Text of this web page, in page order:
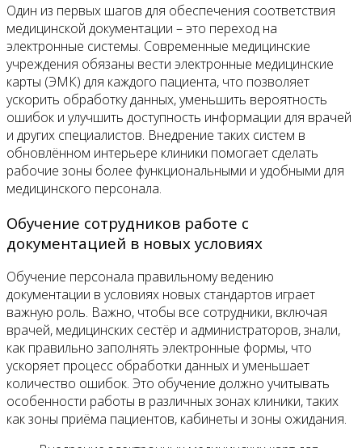
Один из первых шагов для обеспечения соответствия
медицинской документации – это переход на
электронные системы. Современные медицинские
учреждения обязаны вести электронные медицинские
карты (ЭМК) для каждого пациента, что позволяет
ускорить обработку данных, уменьшить вероятность
ошибок и улучшить доступность информации для врачей
и других специалистов. Внедрение таких систем в
обновлённом интерьере клиники помогает сделать
рабочие зоны более функциональными и удобными для
медицинского персонала.
Обучение сотрудников работе с
документацией в новых условиях
Обучение персонала правильному ведению
документации в условиях новых стандартов играет
важную роль. Важно, чтобы все сотрудники, включая
врачей, медицинских сестёр и администраторов, знали,
как правильно заполнять электронные формы, что
ускоряет процесс обработки данных и уменьшает
количество ошибок. Это обучение должно учитывать
особенности работы в различных зонах клиники, таких
как зоны приёма пациентов, кабинеты и зоны ожидания.